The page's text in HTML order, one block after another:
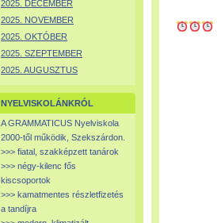
2025. DECEMBER
2025. NOVEMBER
2025. OKTÓBER
2025. SZEPTEMBER
2025. AUGUSZTUS
NYELVISKOLÁNKRÓL
A GRAMMATICUS Nyelviskola
2000-től működik, Szekszárdon.
>>> fiatal, szakképzett tanárok
>>> négy-kilenc fős
kiscsoportok
>>> kamatmentes részletfizetés
a tandíjra